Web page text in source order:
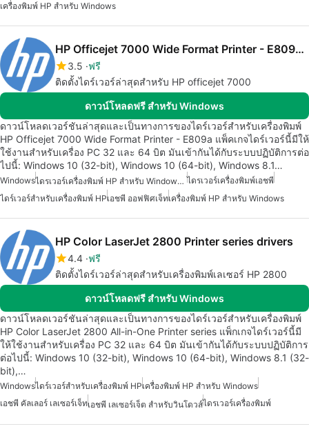
เครื่องพิมพ์ HP สำหรับ Windows
HP Officejet 7000 Wide Format Printer - E809a drivers
3.5 ฟรี
ติดตั้งไดร์เวอร์ล่าสุดสำหรับ HP officejet 7000
ดาวน์โหลดฟรี สำหรับ Windows
ดาวน์โหลดเวอร์ชันล่าสุดและเป็นทางการของไดร์เวอร์สำหรับเครื่องพิมพ์
HP Officejet 7000 Wide Format Printer - E809a แพ็คเกจไดร์เวอร์นี้มีให้
ใช้งานสำหรับเครื่อง PC 32 และ 64 บิต มันเข้ากันได้กับระบบปฏิบัติการต่อ
ไปนี้: Windows 10 (32-bit), Windows 10 (64-bit), Windows 8.1…
Windows ไดรเวอร์เครื่องพิมพ์ HP สำหรับ Windows 7 ไดรเวอร์เครื่องพิมพ์เอชพี
ไดร์เวอร์สำหรับเครื่องพิมพ์ HPเอชพี ออฟฟิศเจ็ทเครื่องพิมพ์ HP สำหรับ Windows
HP Color LaserJet 2800 Printer series drivers
4.4 ฟรี
ติดตั้งไดร์เวอร์ล่าสุดสำหรับเครื่องพิมพ์เลเซอร์ HP 2800
ดาวน์โหลดฟรี สำหรับ Windows
ดาวน์โหลดเวอร์ชันล่าสุดและเป็นทางการของไดร์เวอร์สำหรับเครื่องพิมพ์
HP Color LaserJet 2800 All-in-One Printer series แพ็กเกจไดร์เวอร์นี้มี
ให้ใช้งานสำหรับเครื่อง PC 32 และ 64 บิต มันเข้ากันได้กับระบบปฏิบัติการ
ต่อไปนี้: Windows 10 (32-bit), Windows 10 (64-bit), Windows 8.1 (32-
bit),…
Windowsไดร์เวอร์สำหรับเครื่องพิมพ์ HPเครื่องพิมพ์ HP สำหรับ Windows
เอชพี คัลเลอร์ เลเซอร์เจ็ทเอชพี เลเซอร์เจ็ต สำหรับวินโดวส์ไดรเวอร์เครื่องพิมพ์